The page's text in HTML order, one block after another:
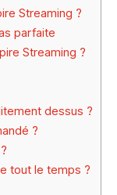
Streaming ?
parfaite
Streaming ?
dessus ?
?
tout le temps ?